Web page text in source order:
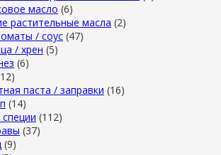
масло (6)
растительные масла (2)
/ соус (47)
/ хрен (5)
(6)
паста / заправки (16)
(14)
(112)
(37)
(9)